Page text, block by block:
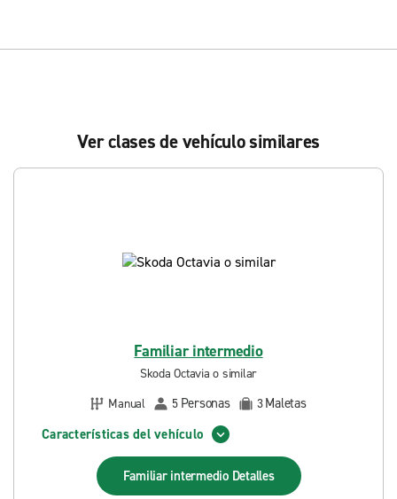
Ver clases de vehículo similares
Familiar intermedio
Skoda Octavia o similar
Manual
5 Personas 3Maletas
Características del vehículo
Familiar intermedio Detalles